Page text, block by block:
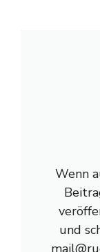
Wenn
und